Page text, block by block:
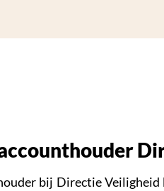
bij Directie